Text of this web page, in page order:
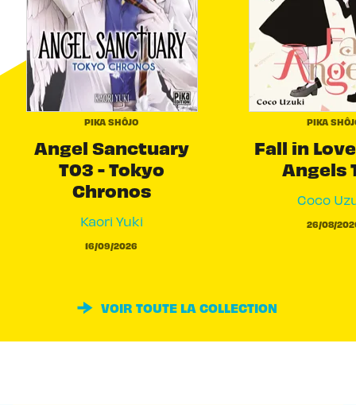
PIKA SHÔJO
Angel Sanctuary
T03 - Tokyo
Chronos
Kaori Yuki
16/09/2026
PIKA
Fall in
Angels
Coco
26/08/
VOIR TOUTE LA COLLECTION